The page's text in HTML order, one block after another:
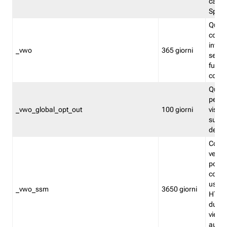
Split
_vwo 365 giorni
_vwo_global_opt_out 100 giorni
su
_vwo_ssm 3650 giorni
viene